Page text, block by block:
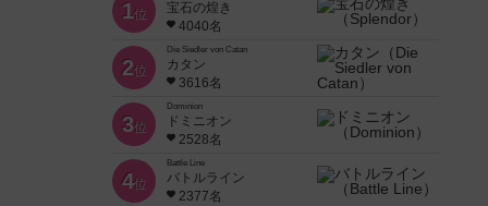
1位
宝石の煌き
4040名
2位
Die Siedler von Catan
カタン
3616名
3位
Dominion
ドミニオン
2528名
4位
Battle Line
バトルライン
2377名